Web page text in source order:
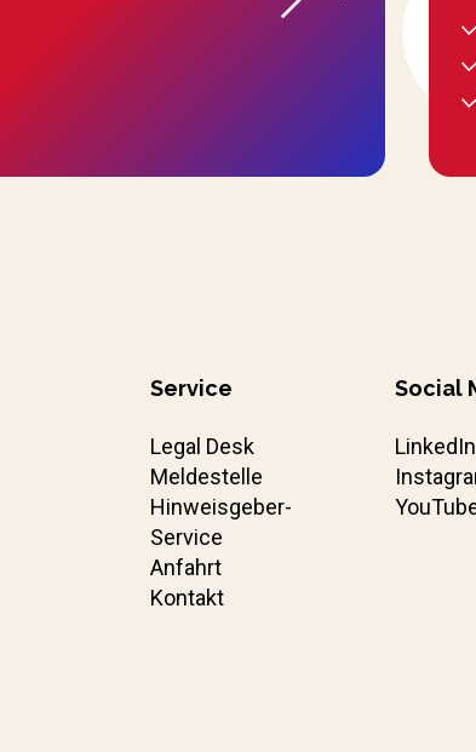
Service
Legal Desk
Meldestelle
Hinweisgeber-
Service
Anfahrt
Kontakt
Social
LinkedIn